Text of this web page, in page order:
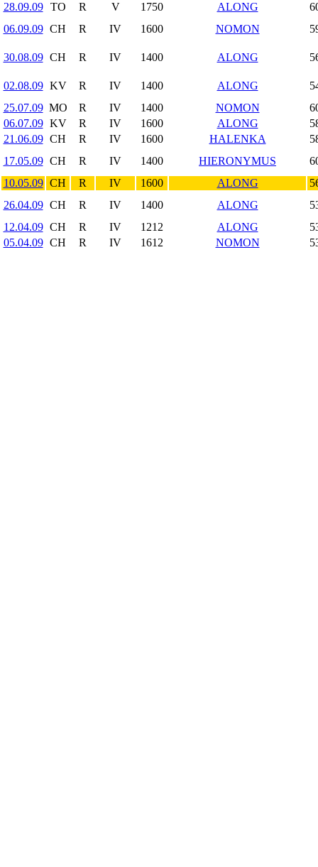
28.09.09
TO R V 1750 ALONG
06.09.09 CH R IV 1600 NOMON
30.08.09 CH R IV 1400 ALONG
02.08.09 KV R IV 1400 ALONG
25.07.09 MO R IV 1400 NOMON
06.07.09 KV R IV 1600 ALONG
21.06.09 CH R IV 1600 HALENKA
17.05.09 CH R IV 1400 HIERONYMUS
10.05.09 CH R IV 1600 ALONG
26.04.09 CH R IV 1400 ALONG
12.04.09 CH R IV 1212 ALONG
05.04.09 CH R IV 1612 NOMON